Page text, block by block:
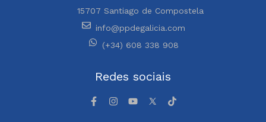
15707 Santiago de Compostela
info@ppdegalicia.com
(+34) 608 338 908
Redes sociais